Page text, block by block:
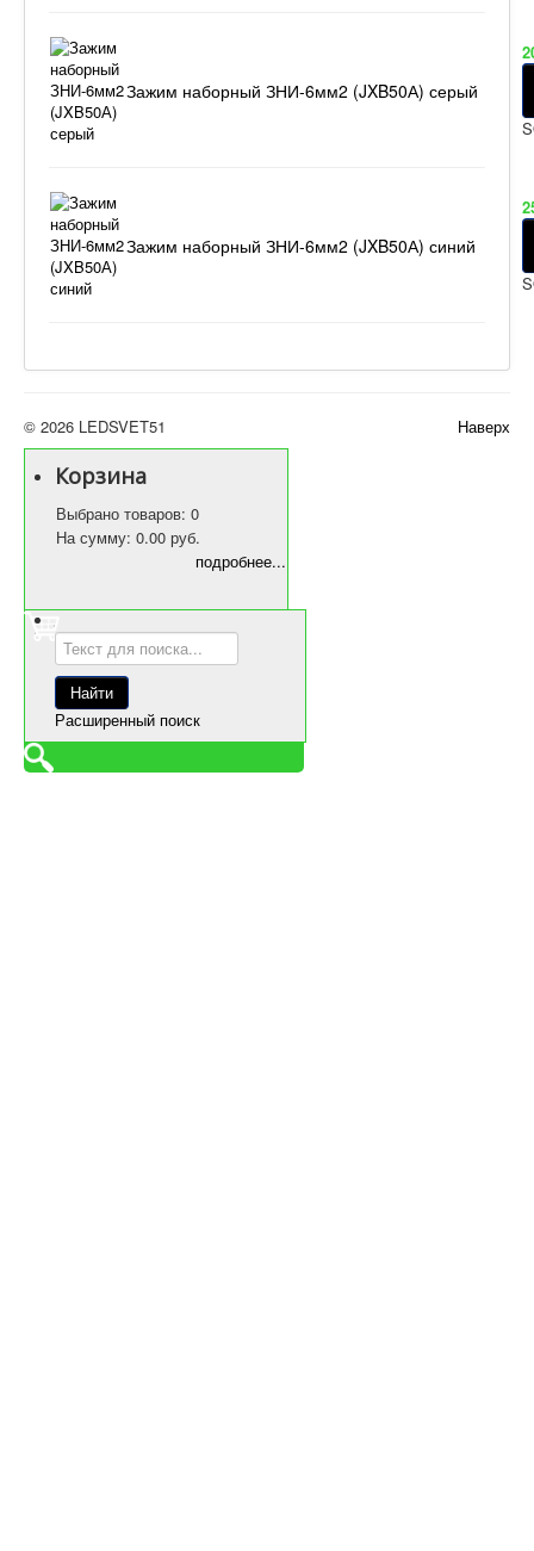
Зажим наборный ЗНИ-6мм2 (JXB50А) серый
Зажим наборный ЗНИ-6мм2 (JXB50А) синий
Наверх
© 2026 LEDSVET51
Корзина
Выбрано товаров: 0
На сумму: 0.00 руб.
подробнее...
Расширенный поиск